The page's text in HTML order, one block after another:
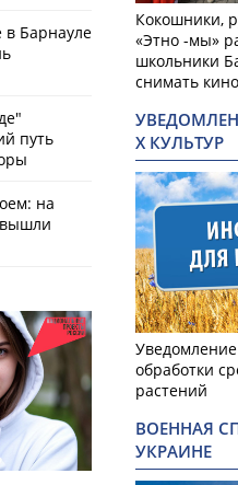
в Барнауле
путь
на
вышли
Кокошники,
«Этно -мы»
школьники
снимать
Х КУЛЬТУР
обработки
растений
ВОЕННАЯ
УКРАИНЕ